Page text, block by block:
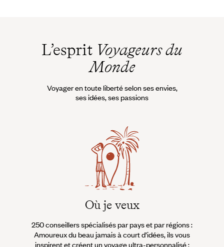
L’esprit Voyageurs du
Monde
Voyager en toute liberté selon ses envies,
ses idées, ses passions
Où je veux
250 conseillers spécialisés par pays et par régions :
Amoureux du beau jamais à court d’idées, ils vous
inspirent et créent un voyage ultra-personnalisé :